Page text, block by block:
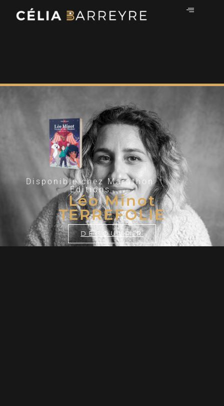
Disponible chez Marathon
Éditions
Léo Minot
TERREFOLIE
DÉCOUVRIR